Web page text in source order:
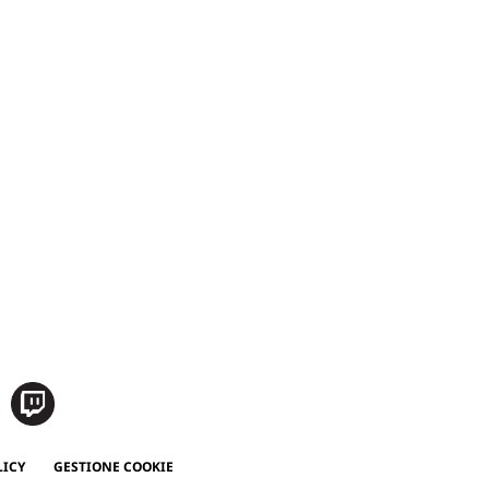
GESTIONE COOKIE